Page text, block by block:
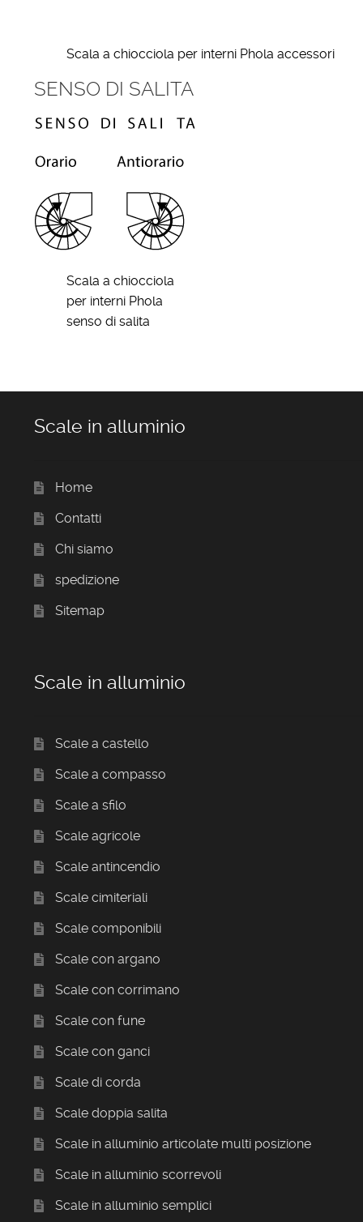
Scala a chiocciola per interni Phola accessori
SENSO DI SALITA
Scala a chiocciola
per interni Phola
senso di salita
Scale in alluminio
Home
Contatti
Chi siamo
spedizione
Sitemap
Scale in alluminio
Scale a castello
Scale a compasso
Scale a sfilo
Scale agricole
Scale antincendio
Scale cimiteriali
Scale componibili
Scale con argano
Scale con corrimano
Scale con fune
Scale con ganci
Scale di corda
Scale doppia salita
Scale in alluminio articolate multi posizione
Scale in alluminio scorrevoli
Scale in alluminio semplici